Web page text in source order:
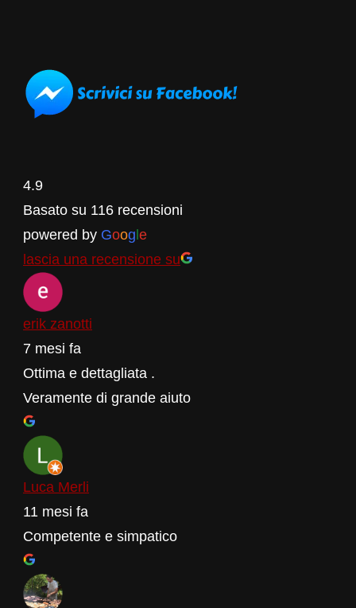
4.9
Basato su 116 recensioni
powered by Goog e
lascia una recensione su
erik zanotti
7 mesi fa
Ottima e dettagliata .
Veramente di grande aiuto
Luca Merli
11 mesi fa
Competente e simpatico